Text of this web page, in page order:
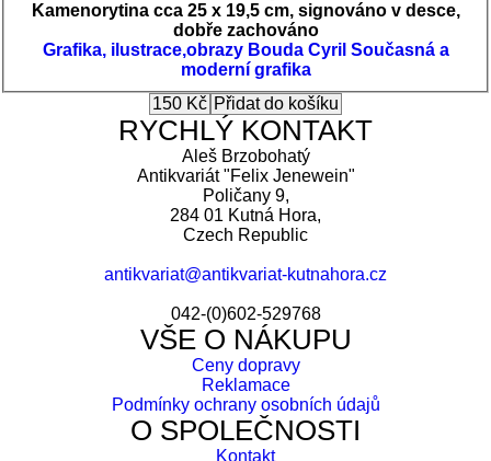
Kamenorytina cca 25 x 19,5 cm, signováno v desce,
dobře zachováno
Grafika, ilustrace,obrazy Bouda Cyril Současná a
moderní grafika
RYCHLÝ KONTAKT
Aleš Brzobohatý
Antikvariát "Felix Jenewein"
Poličany 9,
284 01 Kutná Hora,
Czech Republic
antikvariat@antikvariat-kutnahora.cz
042-(0)602-529768
VŠE O NÁKUPU
Ceny dopravy
Reklamace
Podmínky ochrany osobních údajů
O SPOLEČNOSTI
Kontakt